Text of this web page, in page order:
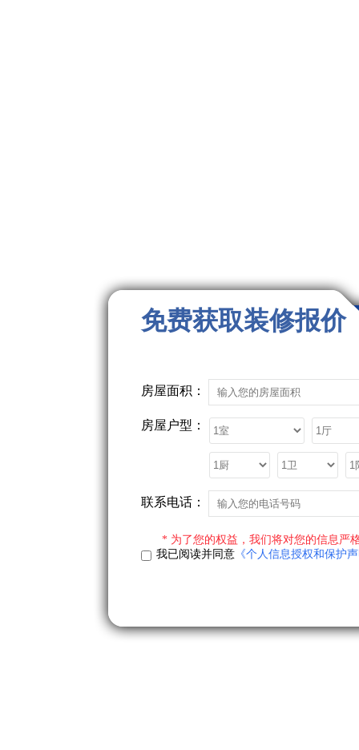
免费获取装修报价
房屋面积：
房屋户型：
联系电话：
* 为了您的权益，我们将对您的信息严
我已阅读并同意《个人信息授权和保护